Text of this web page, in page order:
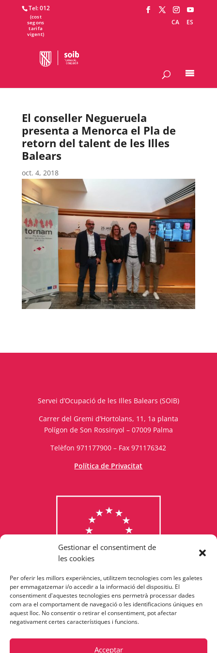
Gestionar el consentiment de
les cookies
Per oferir les millors experiències, utilitzem tecnologies com les galetes
per emmagatzemar i/o accedir a la informació del dispositiu. El
consentiment d'aquestes tecnologies ens permetrà processar dades
com ara el comportament de navegació o les identificacions úniques en
aquest lloc. No consentir o retirar el consentiment, pot afectar
negativament certes característiques i funcions.
Acceptar
Tel: 012
CA
ES
El conseller Negueruela
presenta a Menorca el Pla de
retorn del talent de les Illes
Balears
oct. 4, 2018
Consulta els programes
finançats per la Unió Europea
Servei d’Ocupació de les Illes Balears (SOIB)
Carrer del Gremi d’Hortolans, 11, 1a planta
Polígon de Son Rossinyol – 07009 Palma
Telèfon 971177900 – Fax 971176342
Política de Privacitat